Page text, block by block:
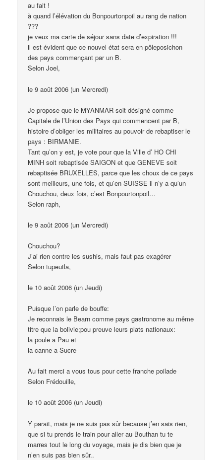
au fait !
à quand l’élévation du Bonpourtonpoil au rang de nation
???
je veux ma carte de séjour sans date d’expiration !!!
il est évident que ce nouvel état sera en pôleposichon
des pays commençant par un B.
Selon Joel,
le 9 août 2006 (un Mercredi)
Je propose que le MYANMAR soit désigné comme
Capitale de l’Union des Pays qui commencent par B,
histoire d’obliger les militaires au pouvoir de rebaptiser le
pays : BIRMANIE.
Tant qu’on y est, je vote pour que la Ville d’ HO CHI
MINH soit rebaptisée SAIGON et que GENEVE soit
rebaptisée BRUXELLES, parce que les choux de ce pays
sont meilleurs, une fois, et qu’en SUISSE il n’y a qu’un
Chouchou, deux fois, c’est Bonpourtonpoil…
Selon raph,
le 9 août 2006 (un Mercredi)
Chouchou?
J’ai rien contre les sushis, mais faut pas exagérer
Selon tupeutla,
le 10 août 2006 (un Jeudi)
Puisque l’on parle de bouffe:
Je reconnais le Bearn comme pays gastronome au même
titre que la bolivie;pou preuve leurs plats nationaux:
la poule a Pau et
la canne a Sucre
Au fait merci a vous tous pour cette franche poilade
Selon Frédouille,
le 10 août 2006 (un Jeudi)
Y parait, mais je ne suis pas sûr because j’en sais rien,
que si tu prends le train pour aller au Bouthan tu te
marres tout le long du voyage, mais je dis bien que je
n’en suis pas bien sûr..